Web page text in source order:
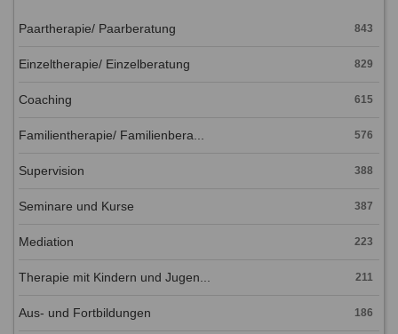
Paartherapie/ Paarberatung 843
Einzeltherapie/ Einzelberatung 829
Coaching 615
Familientherapie/ Familienbera... 576
Supervision 388
Seminare und Kurse 387
Mediation 223
Therapie mit Kindern und Jugen... 211
Aus- und Fortbildungen 186